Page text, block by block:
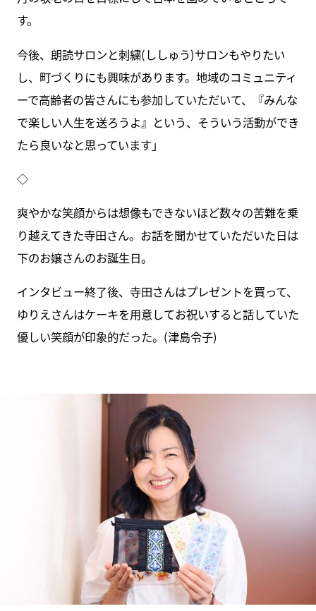
す。
今後、朗読サロンと刺繍(ししゅう)サロンもやりたい
し、町づくりにも興味があります。地域のコミュニティ
ーで高齢者の皆さんにも参加していただいて、『みんな
で楽しい人生を送ろうよ』という、そういう活動ができ
たら良いなと思っています」
◇
爽やかな笑顔からは想像もできないほど数々の苦難を乗
り越えてきた寺田さん。お話を聞かせていただいた日は
下のお嬢さんのお誕生日。
インタビュー終了後、寺田さんはプレゼントを買って、
ゆりえさんはケーキを用意してお祝いすると話していた
優しい笑顔が印象的だった。(津島令子)